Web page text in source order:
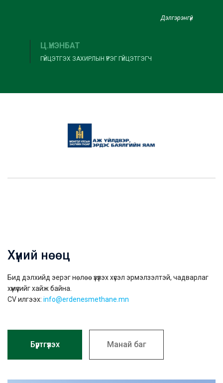
Дэлгэрэнгүй
Ц.ҮНЭНБАТ
ГҮЙЦЭТГЭХ ЗАХИРЛЫН ҮҮРЭГ ГҮЙЦЭТГЭГЧ
Хүний нөөц
Бид дэлхийд эерэг нөлөө үзүүлэх хүсэл эрмэлзэлтэй, чадварлаг
хүмүүсийг хайж байна.
CV илгээх: info@erdenesmethane.mn
Бүртгүүлэх Манай баг